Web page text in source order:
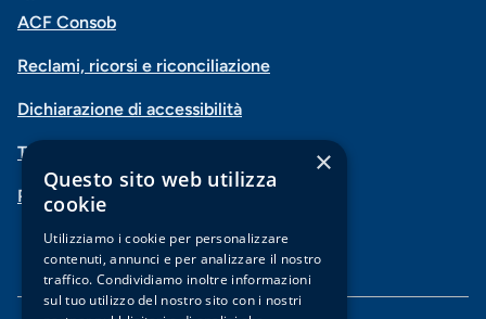
Menu
social
Facebook
InstagramVimeo
Menu
navigazione
piè
di
pagina
ACF Consob
Reclami, ricorsi e riconciliazione
Dichiarazione di accessibilità
Trasparenza
PSD2-Open Banking
×
Questo sito web utilizza
cookie
Utilizziamo i cookie per personalizzare
contenuti, annunci e per analizzare il nostro
traffico. Condividiamo inoltre informazioni
sul tuo utilizzo del nostro sito con i nostri